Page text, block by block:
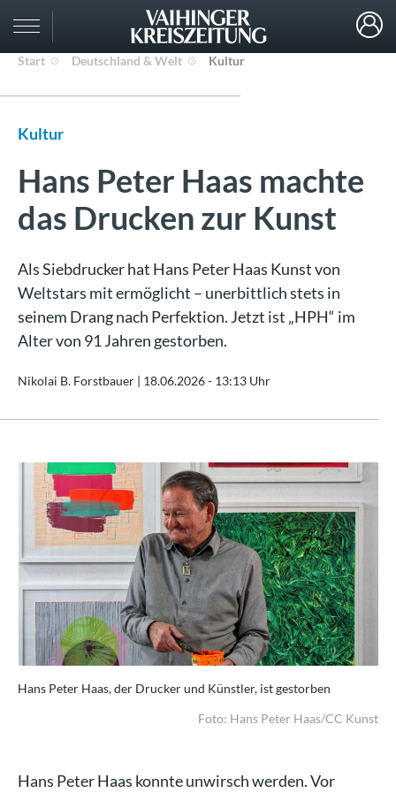
Start Deutschland & Welt Kultur
Kultur
Hans Peter Haas machte
das Drucken zur Kunst
Als Siebdrucker hat Hans Peter Haas Kunst von
Weltstars mit ermöglicht – unerbittlich stets in
seinem Drang nach Perfektion. Jetzt ist „HPH“ im
Alter von 91 Jahren gestorben.
Nikolai B. Forstbauer | 18.06.2026 - 13:13 Uhr
Hans Peter Haas, der Drucker und Künstler, ist gestorben
Foto: Hans Peter Haas/CC Kunst
Hans Peter Haas konnte unwirsch werden. Vor